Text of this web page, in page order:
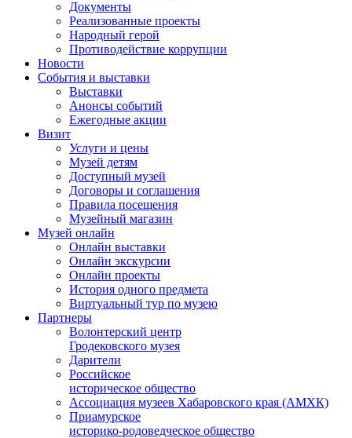
Документы
Реализованные проекты
Народный герой
Противодействие коррупции
Новости
События и выставки
Выставки
Анонсы событий
Ежегодные акции
Визит
Услуги и цены
Музей детям
Доступный музей
Договоры и соглашения
Правила посещения
Музейный магазин
Музей онлайн
Онлайн выставки
Онлайн экскурсии
Онлайн проекты
История одного предмета
Виртуальный тур по музею
Партнеры
Волонтерский центр
Гродековского музея
Дарители
Российское
историческое общество
Ассоциация музеев Хабаровского края (АМХК)
Приамурское
историко-родоведческое общество